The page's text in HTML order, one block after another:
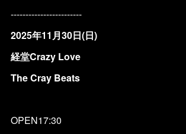
------------------------
2025年11月30日(日)
経堂Crazy Love
The Cray Beats
OPEN17:30